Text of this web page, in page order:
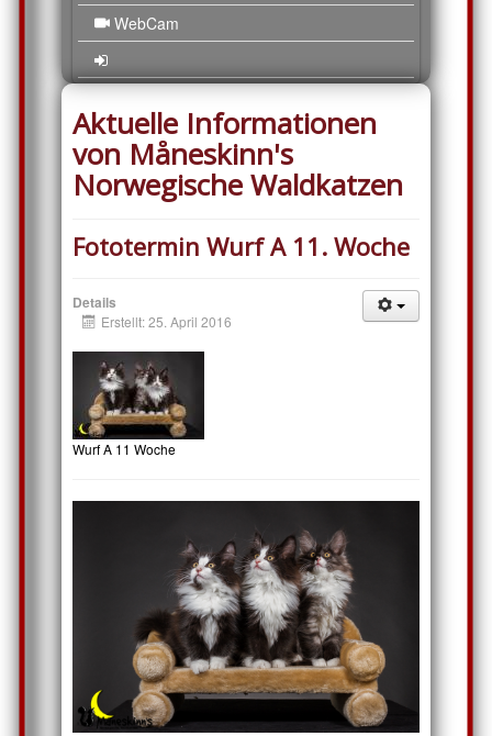
WebCam
Aktuelle Informationen
von Måneskinn's
Norwegische Waldkatzen
Fototermin Wurf A 11. Woche
Details
Erstellt: 25. April 2016
Wurf A 11 Woche